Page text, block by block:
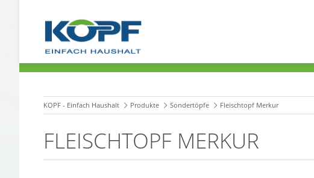
KOPF - Einfach Haushalt Produkte Sondertöpfe Fleischtopf Merkur
FLEISCHTOPF MERKUR